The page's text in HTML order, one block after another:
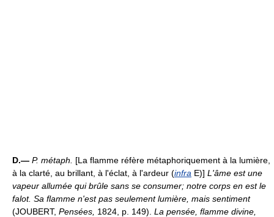
D.— P. métaph. [La flamme réfère métaphoriquement à la lumière,
à la clarté, au brillant, à l'éclat, à l'ardeur (infra E)] L'âme est une
vapeur allumée qui brûle sans se consumer; notre corps en est le
falot. Sa flamme n'est pas seulement lumière, mais sentiment
(JOUBERT, Pensées, 1824, p. 149). La pensée, flamme divine,